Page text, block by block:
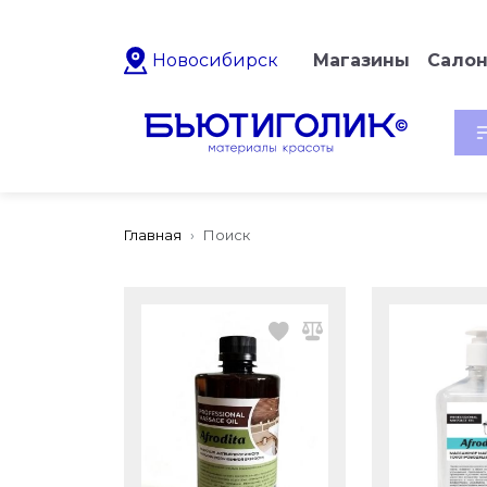
Новосибирск Магазины
Главная Поиск